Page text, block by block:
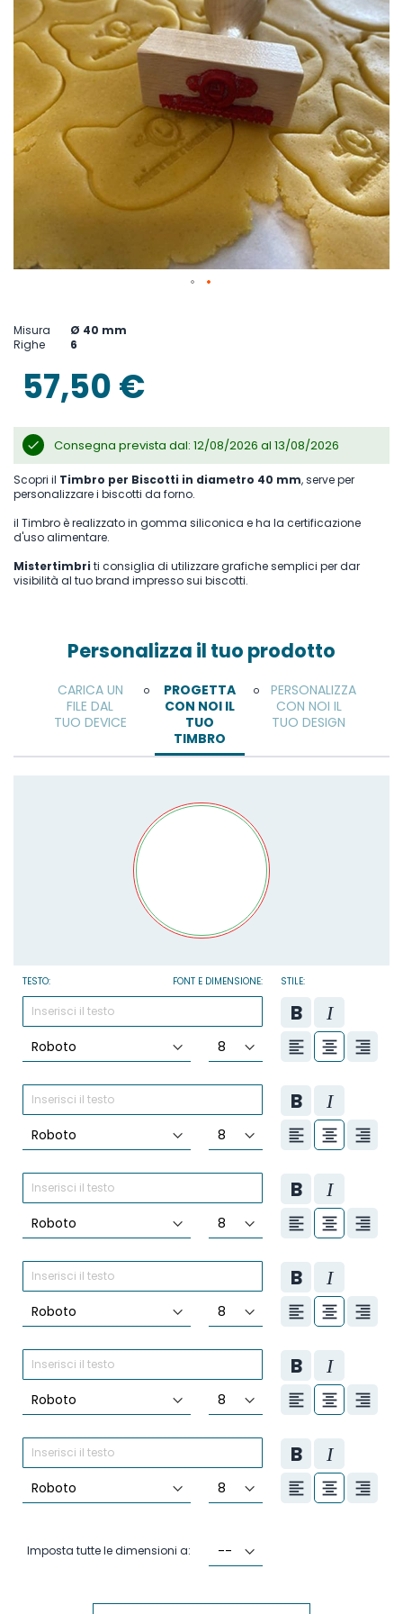
della
galleria
immagini
Misura
Ø 40 mm
Righe
6
57,50 €
Consegna prevista dal: 12/08/2026 al 13/08/2026
Scopri il Timbro per Biscotti in diametro 40 mm, serve per
personalizzare i biscotti da forno.
il Timbro è realizzato in gomma siliconica e ha la certificazione
d'uso alimentare.
Mistertimbri ti consiglia di utilizzare grafiche semplici per dar
visibilità al tuo brand impresso sui biscotti.
Personalizza il tuo prodotto
CARICA UN
FILE DAL
TUO DEVICE
o
PROGETTA
CON NOI IL
TUO
TIMBRO
TESTO: FONT E DIMENSIONE: STILE:
Imposta tutte le dimensioni a:
o
PERSONALIZZA
CON NOI IL
TUO DESIGN